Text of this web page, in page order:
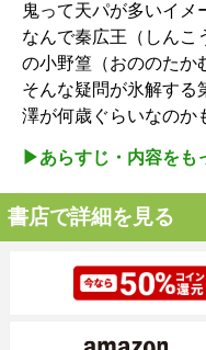
鬼って天パが多いイメ
なんで秦広王（しんこ
の小野篁（おののたか
そんな疑問が氷解す
澤が何歳ぐらいなのか
▶︎あらすじ・内容をも
書店で詳細を見る